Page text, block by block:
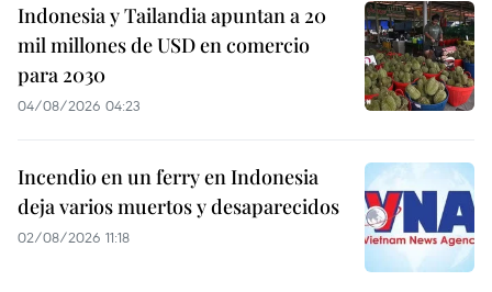
Indonesia y Tailandia apuntan a 20
mil millones de USD en comercio
para 2030
04/08/2026 04:23
Incendio en un ferry en Indonesia
deja varios muertos y desaparecidos
02/08/2026 11:18